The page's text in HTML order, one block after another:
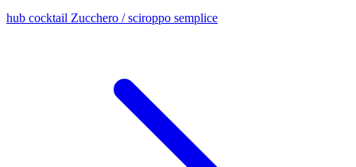
hub cocktail Zucchero / sciroppo semplice